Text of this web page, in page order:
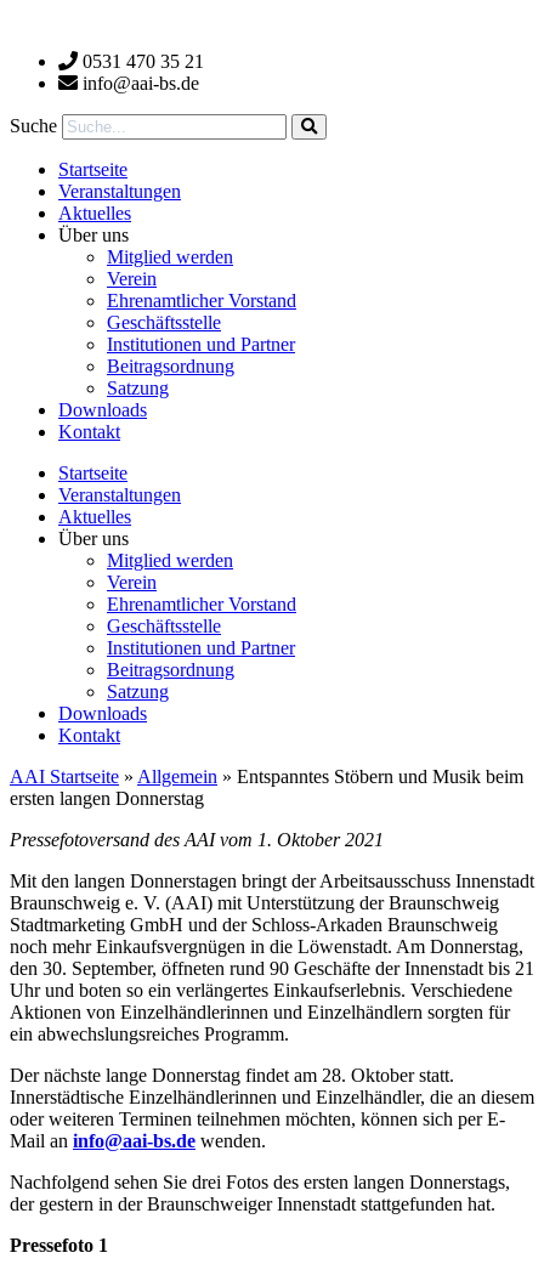
wechseln 0531 470 35 21
info@aai-bs.de
Suche
Startseite
Veranstaltungen
Aktuelles
Über uns
Mitglied werden
Verein
Ehrenamtlicher Vorstand
Geschäftsstelle
Institutionen und Partner
Beitragsordnung
Satzung
Downloads
Kontakt
Startseite
Veranstaltungen
Aktuelles
Über uns
Mitglied werden
Verein
Ehrenamtlicher Vorstand
Geschäftsstelle
Institutionen und Partner
Beitragsordnung
Satzung
Downloads
Kontakt
AAI Startseite » Allgemein » Entspanntes Stöbern und Musik beim
ersten langen Donnerstag
Pressefotoversand des AAI vom 1. Oktober 2021
Mit den langen Donnerstagen bringt der Arbeitsausschuss Innenstadt
Braunschweig e. V. (AAI) mit Unterstützung der Braunschweig
Stadtmarketing GmbH und der Schloss-Arkaden Braunschweig
noch mehr Einkaufsvergnügen in die Löwenstadt. Am Donnerstag,
den 30. September, öffneten rund 90 Geschäfte der Innenstadt bis 21
Uhr und boten so ein verlängertes Einkaufserlebnis. Verschiedene
Aktionen von Einzelhändlerinnen und Einzelhändlern sorgten für
ein abwechslungsreiches Programm.
Der nächste lange Donnerstag findet am 28. Oktober statt.
Innerstädtische Einzelhändlerinnen und Einzelhändler, die an diesem
oder weiteren Terminen teilnehmen möchten, können sich per E-
Mail an info@aai-bs.de wenden.
Nachfolgend sehen Sie drei Fotos des ersten langen Donnerstags,
der gestern in der Braunschweiger Innenstadt stattgefunden hat.
Pressefoto 1